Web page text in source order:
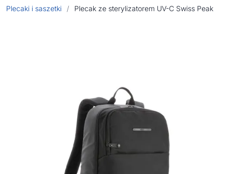
Plecaki i saszetki
/ Plecak ze sterylizatorem UV-C Swiss Peak